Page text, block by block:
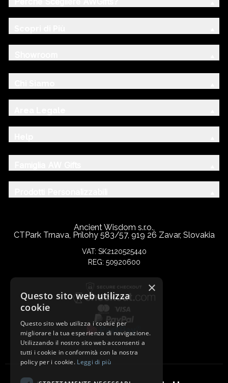
Ancient Wisdom s.r.o.,
CTPark Trnava, Prílohy 583/57, 919 26 Zavar, Slovakia
VAT: SK2120525440
REG: 50920600
×
Questo sito web utilizza
cookie
Questo sito web utilizza i cookie per
migliorare la tua esperienza di navigazione.
Utilizzando il nostro sito web acconsenti a
tutti i cookie in conformità con la nostra
policy per i cookie. Leggi di più